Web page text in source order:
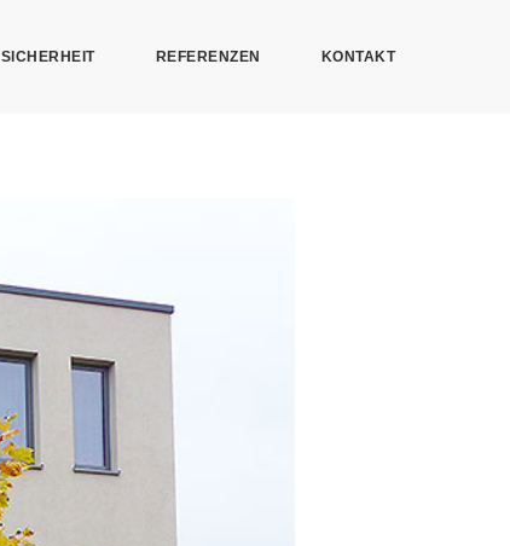
SICHERHEIT REFERENZEN KONTAKT